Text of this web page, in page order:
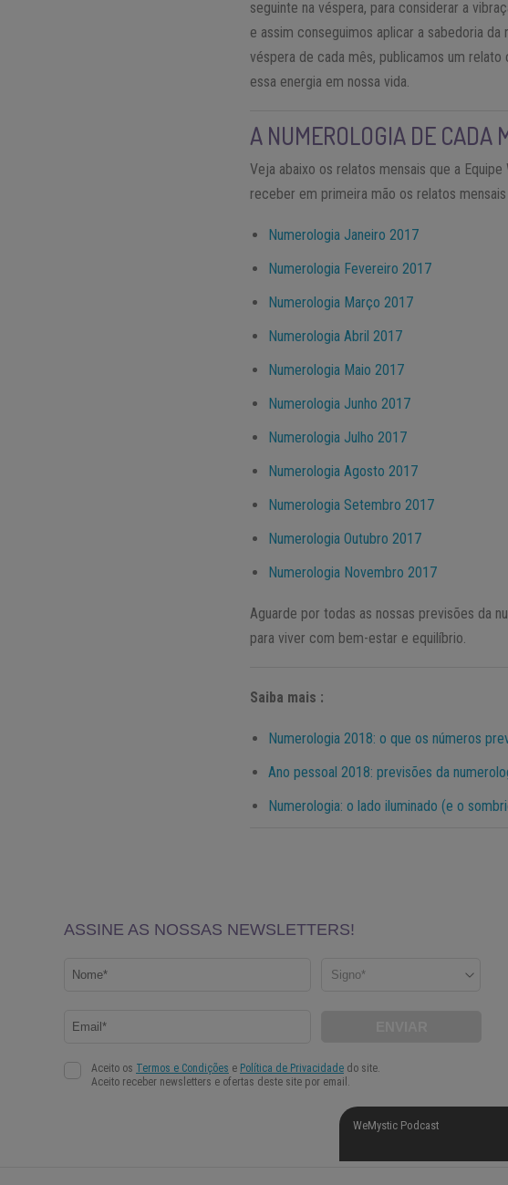
seguinte na véspera, para considerar a
e assim conseguimos aplicar a sabedoria
véspera de cada mês, publicamos um
essa energia em nossa vida.
A NUMEROLOGIA DE CADA
Veja abaixo os relatos mensais que a
receber em primeira mão os relatos
Numerologia Janeiro 2017
Numerologia Fevereiro 2017
Numerologia Março 2017
Numerologia Abril 2017
Numerologia Maio 2017
Numerologia Junho 2017
Numerologia Julho 2017
Numerologia Agosto 2017
Numerologia Setembro 2017
Numerologia Outubro 2017
Numerologia Novembro 2017
Aguarde por todas as nossas previsões da
para viver com bem-estar e equilíbrio.
Saiba mais :
Numerologia 2018: o que os números
Ano pessoal 2018: previsões da
Numerologia: o lado iluminado (e o
WeMystic Podcast